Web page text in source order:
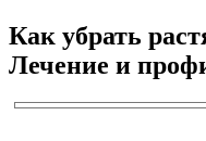
Как убрать
Лечение и